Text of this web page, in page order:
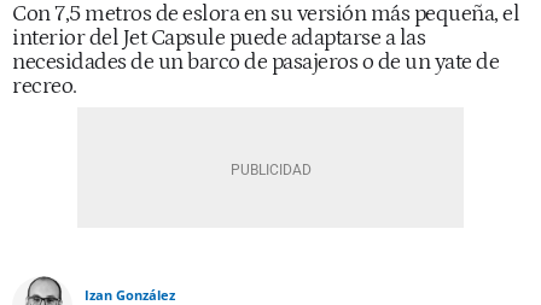
Con 7,5 metros de eslora en su versión más pequeña, el
interior del Jet Capsule puede adaptarse a las
necesidades de un barco de pasajeros o de un yate de
recreo.
Izan González